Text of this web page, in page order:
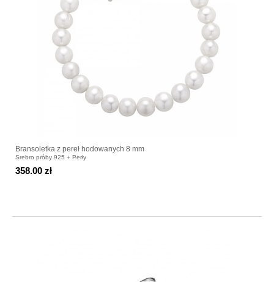
Bransoletka z pereł hodowanych 8 mm
Srebro próby 925 + Perły
358.00 zł